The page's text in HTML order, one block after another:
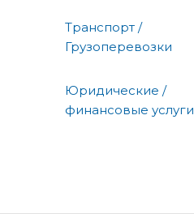
Транспорт /
Грузоперевозки
Юридические /
финансовые услуги